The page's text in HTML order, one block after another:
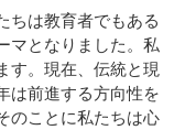
ちは教育者でもある
マとなりました。私
す。現在、伝統と現
は前進する方向性を
のことに私たちは心